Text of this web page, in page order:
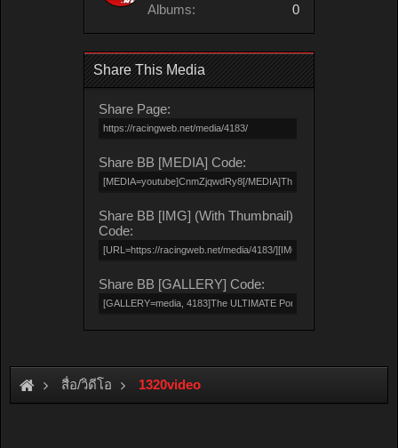
Albums:
0
Share This Media
Share Page:
Share BB [MEDIA] Code:
Share BB [IMG] (With Thumbnail)
Code:
Share BB [GALLERY] Code:
สื่อ/วิดีโอ 1320video